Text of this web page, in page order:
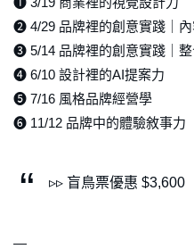
❷ 4/29 品牌裡的創意實踐｜內
❸ 5/14 品牌裡的創意實踐｜整
❹ 6/10 設計裡的AI提案力
❺ 7/16 風格品牌經營學
➏ 11/12 品牌中的體驗敘事力
▹▹ 盲鳥票優惠 $3,600
—